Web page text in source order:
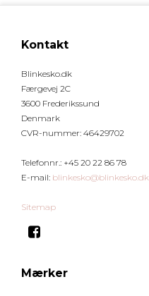
Kontakt
Blinkesko.dk
Færgevej 2C
3600 Frederikssund
Denmark
CVR-nummer: 46429702
Telefonnr. : +45 20 22 86 78
E-mail: blinkesko@blinkesko.dk
Sitemap
Mærker